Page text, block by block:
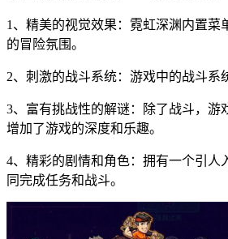
1、精美的视觉效果：霓虹深渊内置
的冒险氛围。
2、刺激的战斗系统：游戏中的战斗系
3、富有挑战性的解谜：除了战斗，
增加了游戏的深度和乐趣。
4、精彩的剧情和角色：拥有一个引
同完成任务和战斗。